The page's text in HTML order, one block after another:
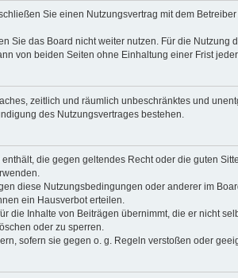
Sie einen Nutzungsvertrag mit dem
Sie das Board nicht weiter nutzen. Für die
von beiden Seiten ohne Einhaltung einer Frist
zeitlich und räumlich unbeschränktes und
des Nutzungsvertrages bestehen.
die gegen geltendes Recht oder die guten
diese Nutzungsbedingungen oder anderer im
ein Hausverbot erteilen.
die Inhalte von Beiträgen übernimmt, die er nicht
oder zu sperren.
sofern sie gegen o. g. Regeln verstoßen oder